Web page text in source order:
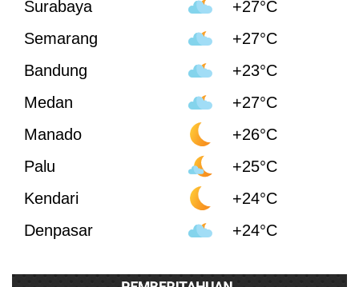
Surabaya
+27°C
Semarang
+27°C
Bandung
+23°C
Medan
+27°C
Manado
+26°C
Palu
+25°C
Kendari
+24°C
Denpasar
+24°C